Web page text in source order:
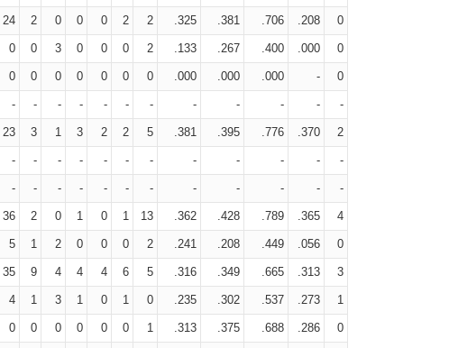
24 2 0 0 0 2 2 .325 .381 .706 .208 0
0 0 3 0 0 0 2 .133 .267 .400 .000 0
0 0 0 0 0 0 0 .000 .000 .000 - 0
- - - - - - - - - - - -
23 3 1 3 2 2 5 .381 .395 .776 .370 2
- - - - - - - - - - - -
- - - - - - - - - - - -
36 2 0 1 0 1 13 .362 .428 .789 .365 4
5 1 2 0 0 0 2 .241 .208 .449 .056 0
35 9 4 4 4 6 5 .316 .349 .665 .313 3
4 1 3 1 0 1 0 .235 .302 .537 .273 1
0 0 0 0 0 0 1 .313 .375 .688 .286 0